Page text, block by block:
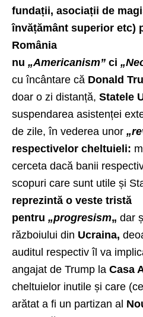
fundații, asociații de
învățământ superior etc)
România
nu „Americanism” ci
cu încântare că Donald
doar o zi distanță, Statele
suspendarea asistenței
de zile, în vederea unor
respectivelor cheltuieli:
cerceta dacă banii
scopuri care sunt utile și
reprezintă o veste tristă
pentru „progresism„ dar
războiului din Ucraina,
auditul respectiv îl va
angajat de Trump la Casa
cheltuielor inutile și care
arătat a fi un partizan al